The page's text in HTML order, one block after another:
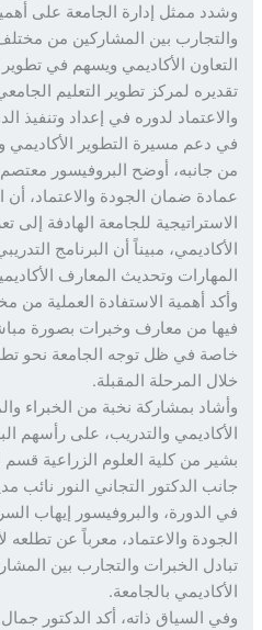
ممثل إدارة الجامعة على أهمية
بين المشاركين من مختلف
الأكاديمي ويسهم في تطوير بيئة
لمركز تطوير التعليم الجامعي
لدوره في إعداد وتنفيذ الدورة،
مسيرة التطوير الأكاديمي
أوضح البروفيسور معتصم
ضمان الجودة والاعتماد، أن
للجامعة الهادفة إلى تعزيز
مبيناً أن البرنامج التدريبي
وتحديث المعارف الأكاديمية
أهمية الاستفادة العملية من
من معارف وخبرات بصورة مباشرة
في ظل توجه الجامعة نحو تطوير
المرحلة المقبلة.
بمشاركة نخبة من الخبراء
والتدريب، على رأسهم
من كلية العلوم الزراعية قسم
الدكتور التجاني النور نائب مدير
والبروفيسور إيهاب السر
والاعتماد، معرباً عن تطلعه لأن
الخبرات والتجارب بين المشاركين
بالجامعة.
السياق ذاته، أكد الدكتور جمال أبو